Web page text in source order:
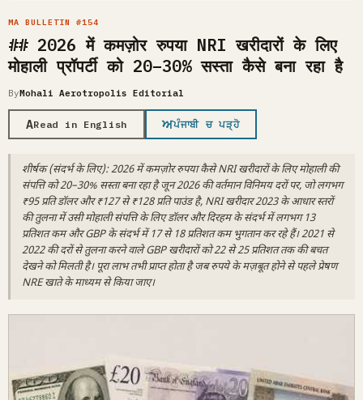
MA BULLETIN #154
## 2026 में कमज़ोर रुपया NRI खरीदारों के लिए
मोहाली प्रॉपर्टी को 20–30% सस्ता कैसे बना रहा है
ByMohali Aerotropolis Editorial
ARead in English ਅਪੰਜਾਬੀ ਚ ਪੜ੍ਹੋ
शीर्षक (संदर्भ के लिए): 2026 में कमज़ोर रुपया कैसे NRI खरीदारों के लिए मोहाली की
संपत्ति को 20–30% सस्ता बना रहा है जून 2026 की वर्तमान विनिमय दरों पर, जो लगभग
₹95 प्रति डॉलर और ₹127 से ₹128 प्रति पाउंड है, NRI खरीदार 2023 के आधार स्तरों
की तुलना में उसी मोहाली संपत्ति के लिए डॉलर और दिरहम के संदर्भ में लगभग 13
प्रतिशत कम और GBP के संदर्भ में 17 से 18 प्रतिशत कम भुगतान कर रहे हैं। 2021 से
2022 की दरों से तुलना करने वाले GBP खरीदारों को 22 से 25 प्रतिशत तक की बचत
देखने को मिलती है। पूरा लाभ तभी प्राप्त होता है जब रुपये के मज़बूत होने से पहले प्रेषण
NRE खाते के माध्यम से किया जाए।